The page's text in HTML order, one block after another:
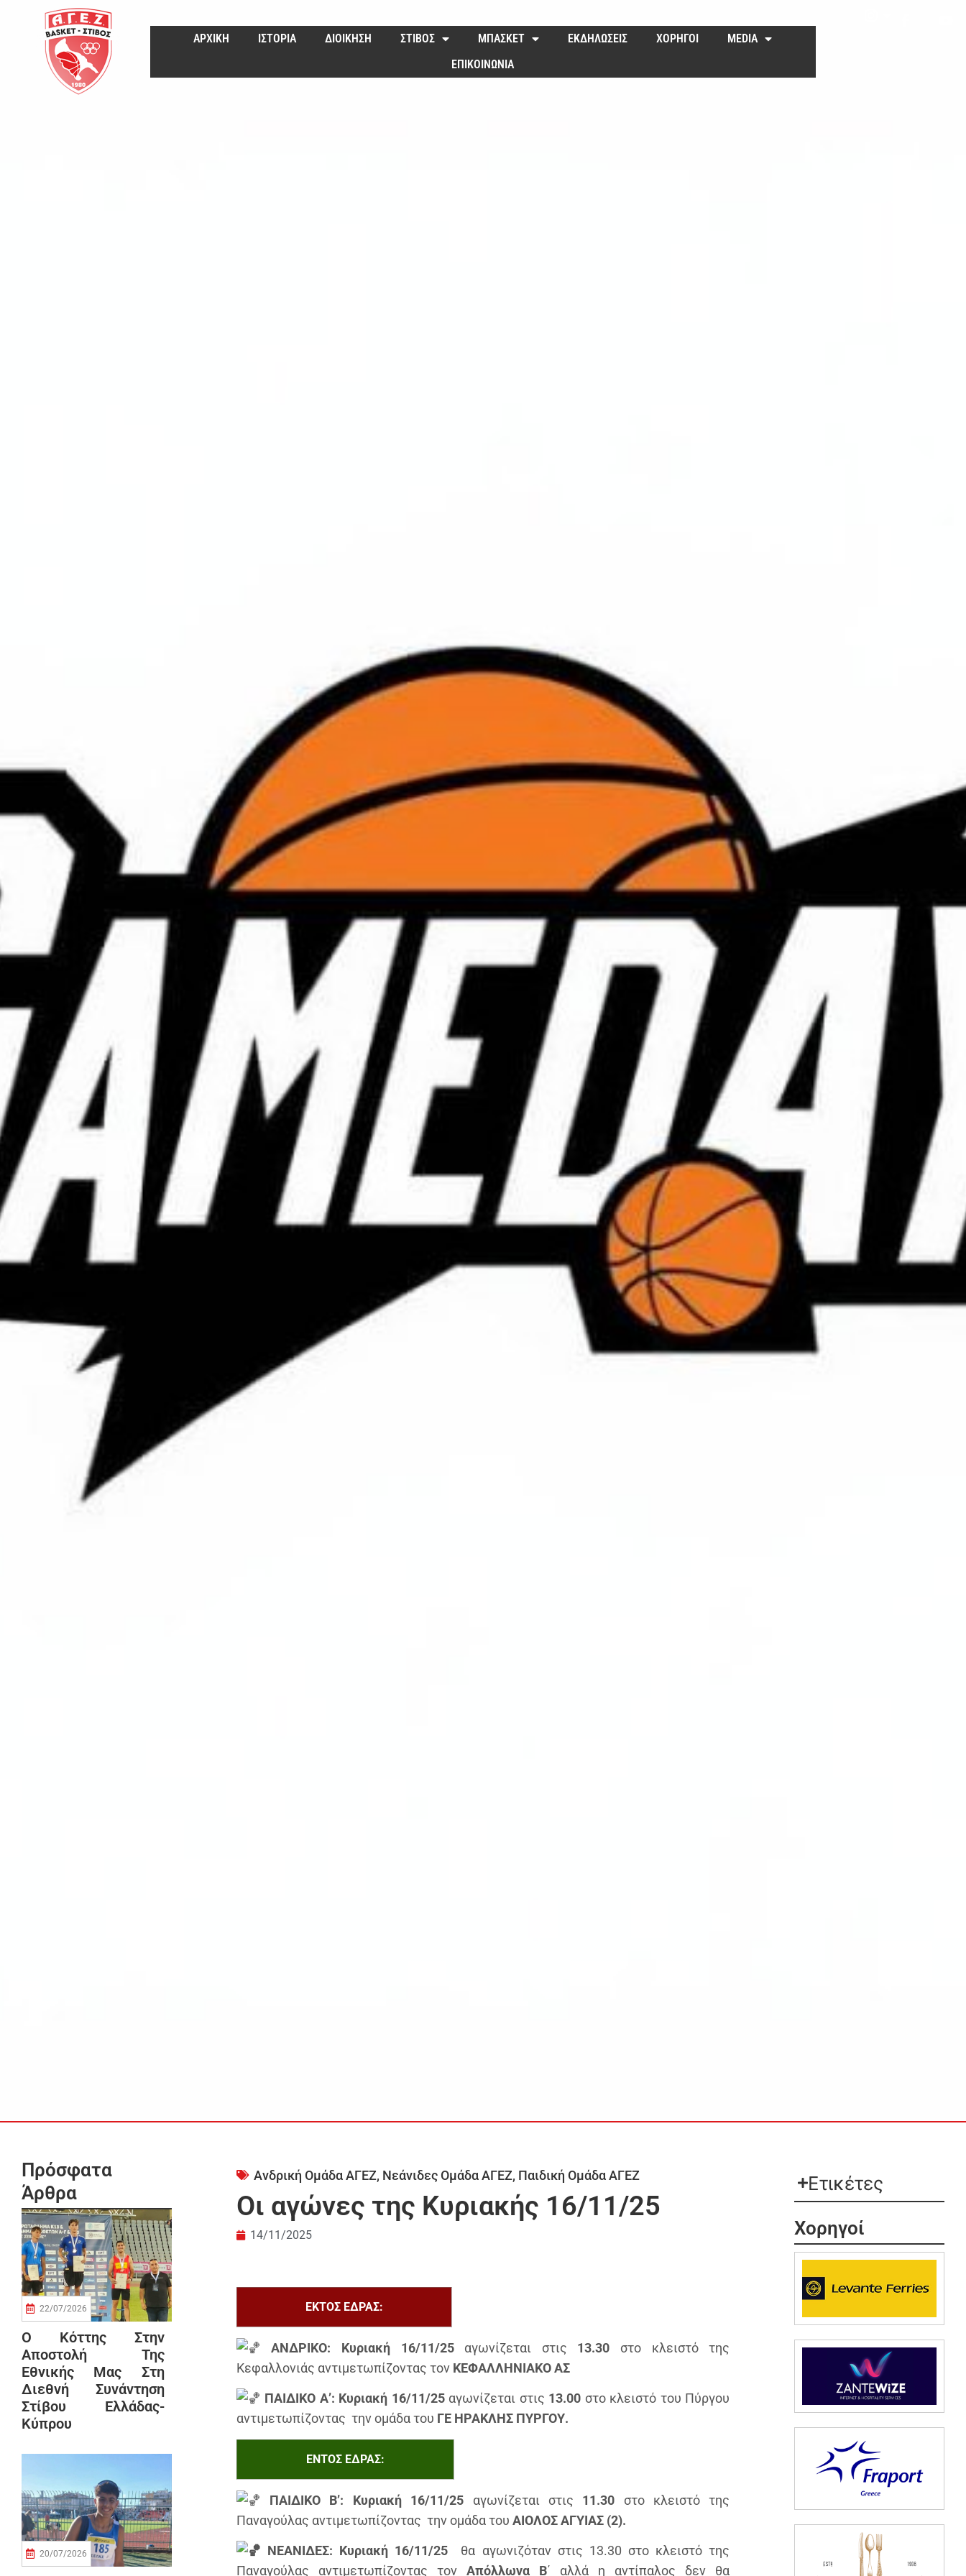
ΑΡΧΙΚΗ ΙΣΤΟΡΙΑ ΔΙΟΙΚΗΣΗ ΣΤΙΒΟΣ ΜΠΑΣΚΕΤ ΕΚΔΗΛΩΣΕΙΣ ΧΟΡΗΓΟΙ
MEDIA
ΕΠΙΚΟΙΝΩΝΙΑ
Πρόσφατα
Άρθρα
22/07/2026
Ο Κόττης Στην
Αποστολή Της
Εθνικής Μας Στη
Διεθνή Συνάντηση
Στίβου Ελλάδας-
Κύπρου
20/07/2026
Ανδρική Ομάδα ΑΓΕΖ, Νεάνιδες Ομάδα ΑΓΕΖ, Παιδική Ομάδα ΑΓΕΖ
Οι αγώνες της Κυριακής 16/11/25
14/11/2025
ΕΚΤΟΣ ΕΔΡΑΣ:
ΑΝΔΡΙΚΟ: Κυριακή 16/11/25 αγωνίζεται στις 13.30 στο κλειστό της
Κεφαλλονιάς αντιμετωπίζοντας τονΚΕΦΑΛΛΗΝΙΑΚΟ ΑΣ
ΠΑΙΔΙΚΟ Α’: Κυριακή 16/11/25 αγωνίζεται στις 13.00 στο κλειστό του Πύργου
αντιμετωπίζοντας την ομάδα του ΓΕ ΗΡΑΚΛΗΣ ΠΥΡΓΟΥ.
ΕΝΤΟΣ ΕΔΡΑΣ:
ΠΑΙΔΙΚΟ Β’: Κυριακή 16/11/25 αγωνίζεται στις 11.30 στο κλειστό της
Παναγούλας αντιμετωπίζοντας την ομάδα του ΑΙΟΛΟΣ ΑΓΥΙΑΣ (2).
ΝΕΑΝΙΔΕΣ: Κυριακή 16/11/25 θα αγωνιζόταν στις 13.30 στο κλειστό της
Παναγούλας αντιμετωπίζοντας τον Απόλλωνα Β΄ αλλά η αντίπαλος δεν θα
Ετικέτες
Χορηγοί